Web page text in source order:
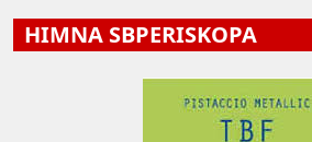
HIMNA SBPERISKOPA